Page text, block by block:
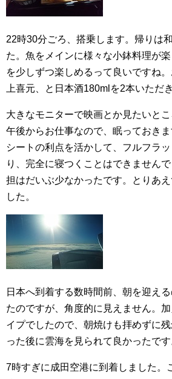
22時30分ごろ、搭乗します。帰りは
た。魚をメインに様々な小鉢料理が
を少しずつ楽しめるって良いですね。
上喜元、と日本酒180mlを2本いただ
大きなモニターで映画とか見たいと
午後からお仕事なので、眠っておき
シートの利点を活かして、フルフラ
り、完全に寝つくことはできません
担はだいぶ少なかったです。とりあ
した。
日本へ到着する数時間前、朝を迎え
たのですが、角度的に見えません。
イプでしたので、朝焼けも拝めずに
った後に雲海を見られて良かったです
7時すぎに成田空港に到着しました。